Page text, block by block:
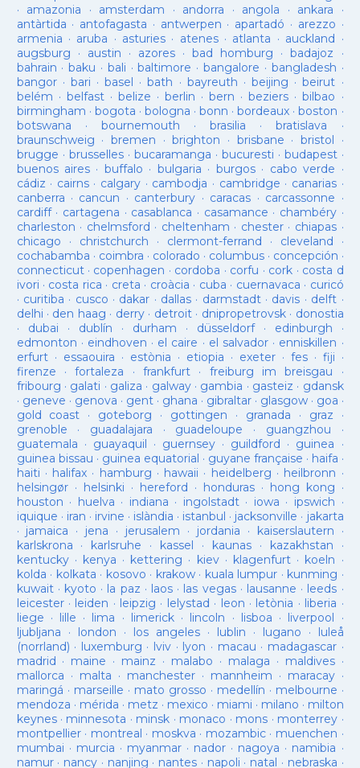
· amazonia · amsterdam · andorra · angola · ankara ·
antàrtida · antofagasta · antwerpen · apartadó · arezzo ·
armenia · aruba · asturies· atenes· atlanta · auckland ·
augsburg · austin · azores·bad homburg ·badajoz ·
bahrain ·baku · bali ·baltimore ·bangalore · bangladesh ·
bangor· bari ·basel ·bath · bayreuth ·beijing ·beirut ·
belém · belfast· belize · berlin ·bern ·beziers ·bilbao ·
birmingham · bogota · bologna ·bonn ·bordeaux ·boston ·
botswana · bournemouth ·brasilia ·bratislava ·
braunschweig · bremen ·brighton · brisbane · bristol ·
brugge · brusselles· bucaramanga · bucuresti · budapest·
buenos aires· buffalo · bulgaria · burgos· cabo verde ·
cádiz · cairns· calgary · cambodja · cambridge · canarias·
canberra · cancun · canterbury · caracas · carcassonne ·
cardiff· cartagena · casablanca · casamance · chambéry·
charleston · chelmsford · cheltenham · chester· chiapas ·
chicago · christchurch · clermont-ferrand · cleveland ·
cochabamba · coimbra · colorado · columbus· concepción ·
connecticut· copenhagen · cordoba · corfu · cork · costa d
ivori · costa rica · creta · croàcia · cuba · cuernavaca · curicó
· curitiba · cusco · dakar · dallas · darmstadt· davis · delft ·
delhi · den haag · derry· detroit· dnipropetrovsk· donostia
· dubai · dublín · durham · düsseldorf· edinburgh ·
edmonton · eindhoven · el caire · el salvador · enniskillen ·
erfurt· essaouira · estònia · etiopia · exeter· fes· fiji ·
firenze ·fortaleza · frankfurt· freiburg im breisgau ·
fribourg · galati · galiza · galway· gambia · gasteiz · gdansk
· geneve · genova · gent· ghana · gibraltar· glasgow· goa ·
gold coast · goteborg · gottingen · granada · graz ·
grenoble · guadalajara · guadeloupe · guangzhou ·
guatemala · guayaquil · guernsey· guildford · guinea ·
guinea bissau · guinea equatorial · guyane française · haifa ·
haiti · halifax · hamburg · hawaii · heidelberg · heilbronn ·
helsingør· helsinki · hereford · honduras· hong kong ·
houston · huelva · indiana · ingolstadt· iowa · ipswich ·
iquique · iran · irvine · islàndia · istanbul · jacksonville · jakarta
· jamaica · jena · jerusalem · jordania · kaiserslautern ·
karlskrona · karlsruhe · kassel · kaunas· kazakhstan ·
kentucky· kenya · kettering · kiev· klagenfurt · koeln ·
kolda · kolkata · kosovo · krakow· kuala lumpur · kunming ·
kuwait· kyoto · la paz · laos· las vegas· lausanne · leeds ·
leicester· leiden · leipzig · lelystad · leon · letònia · liberia ·
liege · lille · lima · limerick· lincoln · lisboa · liverpool ·
ljubljana · london · los angeles· lublin · lugano · luleå
(norrland) · luxemburg · lviv · lyon · macau · madagascar·
madrid · maine · mainz · malabo · malaga · maldives·
mallorca · malta · manchester· mannheim · maracay·
maringá · marseille · mato grosso · medellín · melbourne ·
mendoza · mérida · metz · mexico · miami · milano · milton
keynes· minnesota · minsk · monaco · mons · monterrey ·
montpellier· montreal · moskva · mozambic· muenchen ·
mumbai · murcia · myanmar· nador · nagoya · namibia ·
namur· nancy · nanjing · nantes · napoli · natal · nebraska ·